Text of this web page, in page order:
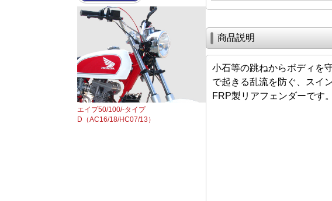
エイプ50/100/-タイプ
D（AC16/18/HC07/13）
商品説明
小石等の跳ねからボディを
で起きる乱流を防ぐ、スイ
FRP製リアフェンダーです。